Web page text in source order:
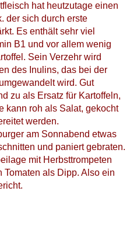
hat heutzutage einen
der sich durch erste
Es enthält sehr viel
B1 und vor allem wenig
Sein Verzehr wird
des Inulins, das bei der
wird. Gut
zu als Ersatz für Kartoffeln,
kann roh als Salat, gekocht
werden.
am Sonnabend etwas
und paniert gebraten.
mit Herbsttrompeten
als Dipp. Also ein